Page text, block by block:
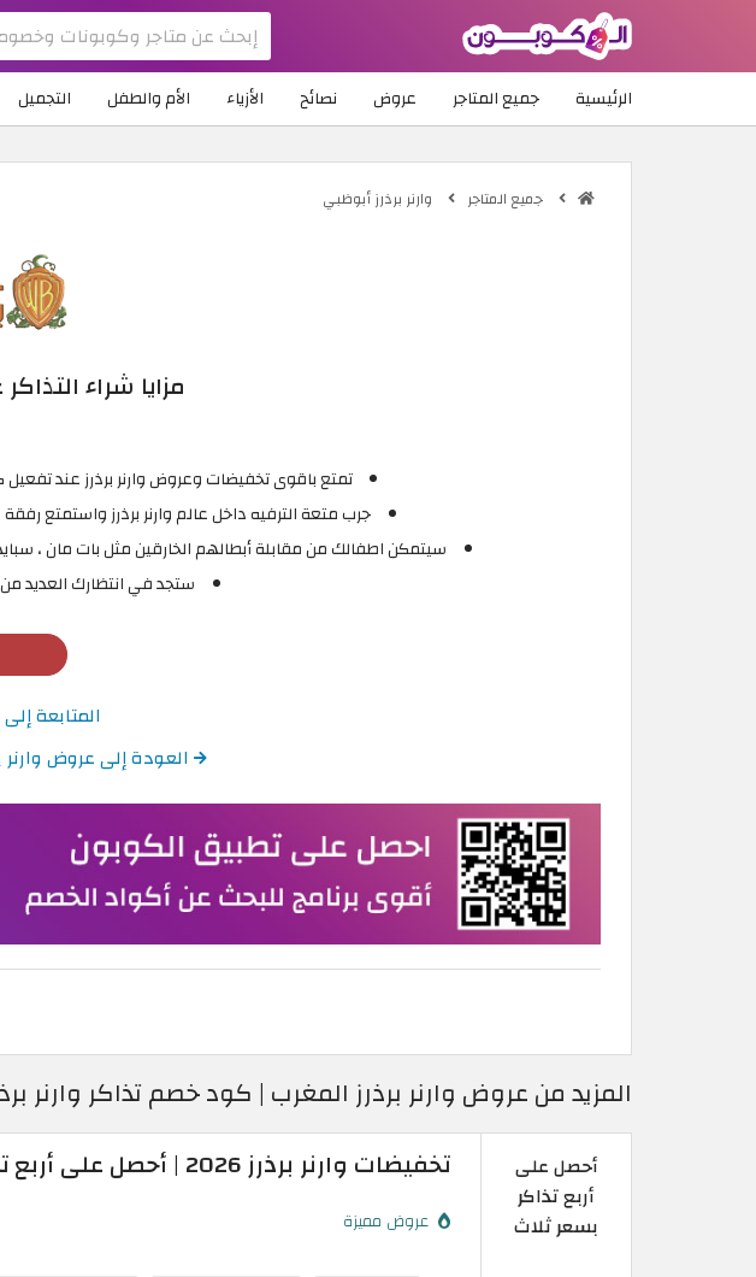
الرئيسية جميع المتاجر عروض نصائح الأزياء الأم والطفل التجميل
جميع المتاجر وارنر برذرز أبوظبي
مزايا شراء
تمتع باقوى تخفيضات وعروض وارنر برذرز عند تفعيل كود خصم تذاكر وارنر برذرز
جرب متعة الترفيه داخل عالم وارنر برذرز واستمتع
سيتمكن اطفالك من مقابلة أبطالهم الخارقين مثل بات مان ،
ستجد في انتظارك العديد من
المتابعة
العودة إلى عروض وارنر
المزيد من عروض وارنر برذرز المغرب | كود خصم تذاكر وارنر
أحصل على
أربع تذاكر
بسعر ثلاث
تخفيضات وارنر برذرز 2026 | أحصل على أربع تذاكر بسعر ثلاث
عروض مميزة